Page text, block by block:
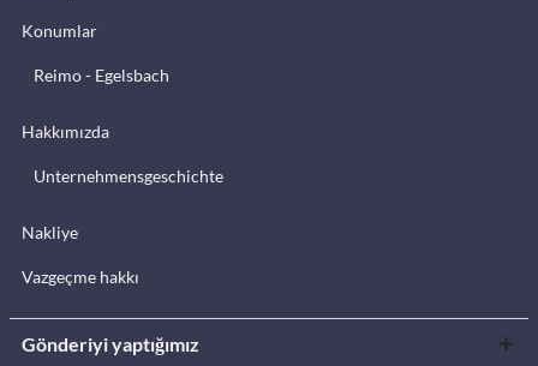
Konumlar
Reimo - Egelsbach
Hakkımızda
Unternehmensgeschichte
Nakliye
Vazgeçme hakkı
Gönderiyi yaptığımız